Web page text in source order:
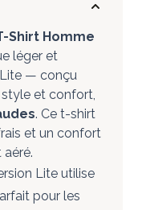
Shirt Homme
léger et
— conçu
et confort,
. Ce t-shirt
et un confort
Lite utilise
pour les